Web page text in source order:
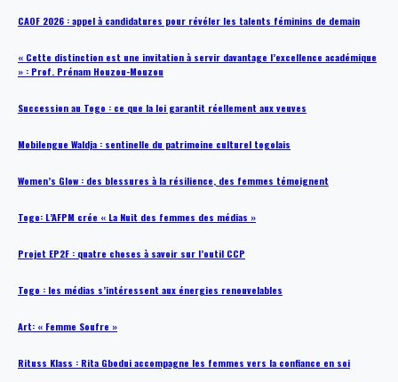
CAOF 2026 : appel à candidatures pour révéler les talents féminins de demain
« Cette distinction est une invitation à servir davantage l’excellence académique
» : Prof. Prénam Houzou-Mouzou
Succession au Togo : ce que la loi garantit réellement aux veuves
Mobilengue Waldja : sentinelle du patrimoine culturel togolais
Women’s Glow : des blessures à la résilience, des femmes témoignent
Togo: L’AFPM crée « La Nuit des femmes des médias »
Projet EP2F : quatre choses à savoir sur l’outil CCP
Togo : les médias s’intéressent aux énergies renouvelables
Art: « Femme Soufre »
Rituss Klass : Rita Gbodui accompagne les femmes vers la confiance en soi